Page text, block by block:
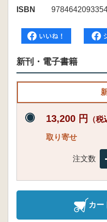
ISBN
新刊・電子書籍
13,200 円 （税
取り寄せ
注文数
カー